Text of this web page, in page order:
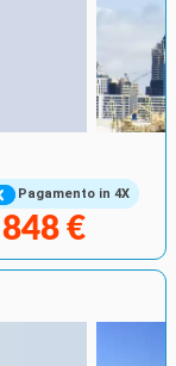
Pagamento in 4X
848 €